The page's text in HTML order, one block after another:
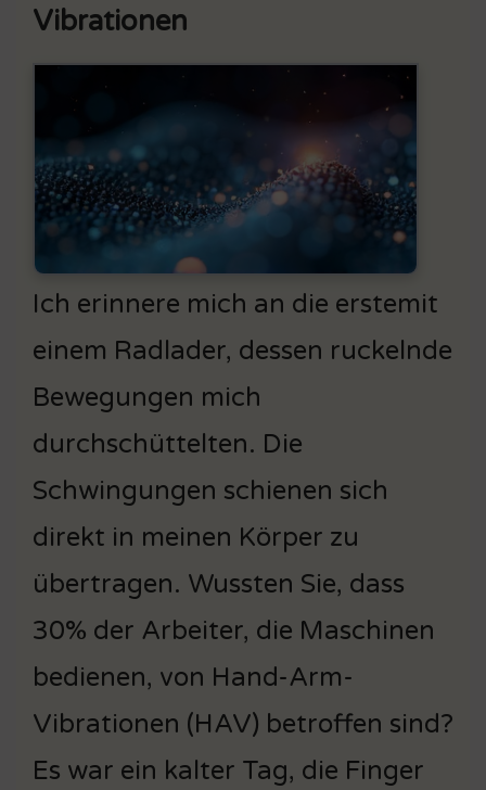
Vibrationen
Ich erinnere mich an die erstemit
einem Radlader, dessen ruckelnde
Bewegungen mich
durchschüttelten. Die
Schwingungen schienen sich
direkt in meinen Körper zu
übertragen. Wussten Sie, dass
30% der Arbeiter, die Maschinen
bedienen, von Hand-Arm-
Vibrationen (HAV) betroffen sind?
Es war ein kalter Tag, die Finger